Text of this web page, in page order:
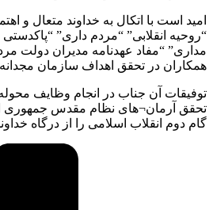
امید است با اتکال به خداوند متعال و
“روحیه انقلابی” “مردم داری”
مداری” “مفاد عهدنامه مدیران دولت
همکاران در تحقق اهداف سازمان
توفیقات آن جناب در انجام وظایف
تحقق آرمان¬های نظام مقدس جمهوری
گام دوم انقلاب اسلامی را از درگاه